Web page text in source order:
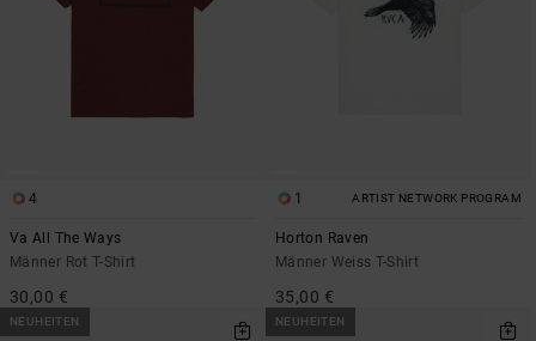
4
Va All The Ways
Männer Rot T-Shirt
30,00 €
1 ARTIST NETWORK PROGRAM
Horton Raven
Männer Weiss T-Shirt
35,00 €
NEUHEITEN NEUHEITEN